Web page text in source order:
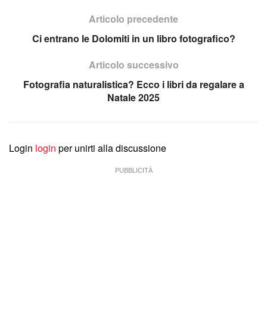
Articolo precedente
Ci entrano le Dolomiti in un libro fotografico?
Articolo successivo
Fotografia naturalistica? Ecco i libri da regalare a
Natale 2025
Login login per unirti alla discussione
PUBBLICITÀ